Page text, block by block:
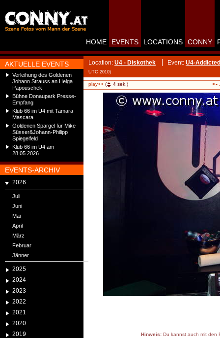
AKTUELLE EVENTS
Verleihung des Goldenen
Johann Strauss an Helga
Papouschek
Bühne Donaupark Presse-
Empfang
Klub 66 im U4 mit Tamara
Mascara
Goldenen Spargel für Mike
Süsser&Johann-Philipp
Spiegelfeld
Klub 66 im U4 am
28.05.2026
EVENTS-ARCHIV
2026
Juli
Juni
Mai
April
März
Februar
Jänner
2025
2024
2023
2022
2021
2020
2019
HOME EVENTS LOCATIONS CONNY
Location: U4 - Diskothek Event: U4-
UTC 2010)
play>> ( 4 sek.) <-
Hinweis:Du kannst auch mit den